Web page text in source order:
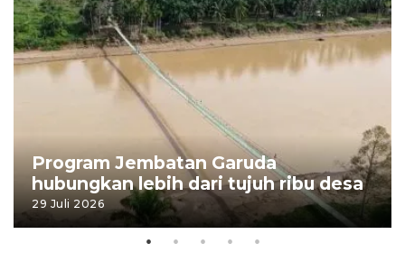
Program Jembatan Garuda
hubungkan lebih dari tujuh ribu desa
29 Juli 2026